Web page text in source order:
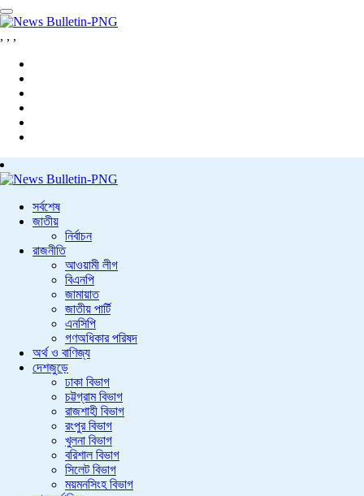
, , ,
সর্বশেষ
জাতীয়
নির্বাচন
রাজনীতি
আওয়ামী লীগ
বিএনপি
জামায়াত
জাতীয় পার্টি
এনসিপি
গণঅধিকার পরিষদ
অর্থ ও বাণিজ্য
দেশজুড়ে
ঢাকা বিভাগ
চট্টগ্রাম বিভাগ
রাজশাহী বিভাগ
রংপুর বিভাগ
খুলনা বিভাগ
বরিশাল বিভাগ
সিলেট বিভাগ
ময়মনসিংহ বিভাগ